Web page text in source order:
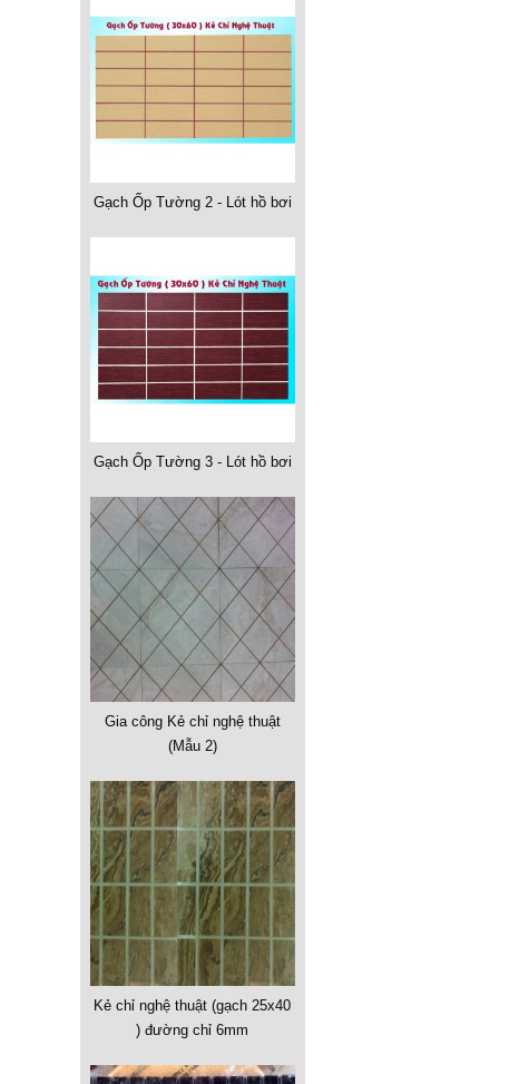
Gạch Ốp Tường 2 - Lót hồ bơi
Gạch Ốp Tường 3 - Lót hồ bơi
Gia công Kẻ chỉ nghệ thuật
(Mẫu 2)
Kẻ chỉ nghệ thuật (gạch 25x40
) đường chỉ 6mm